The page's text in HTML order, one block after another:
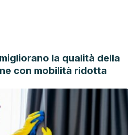
la qualità della
con mobilità ridotta